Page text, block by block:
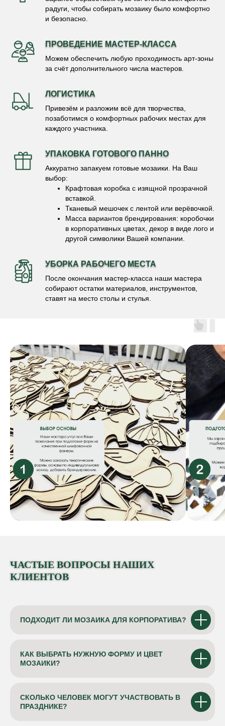
радуги, чтобы собирать мозаику было комфортно
и безопасно.
ПРОВЕДЕНИЕ МАСТЕР-КЛАССА
Можем обеспечить любую проходимость арт-зоны
за счёт дополнительного числа мастеров.
ЛОГИСТИКА
Привезём и разложим всё для творчества,
позаботимся о комфортных рабочих местах для
каждого участника.
УПАКОВКА ГОТОВОГО ПАННО
Аккуратно запакуем готовые мозаики. На Ваш
выбор:
Крафтовая коробка с изящной прозрачной
вставкой.
Тканевый мешочек с лентой или верёвочкой.
Масса вариантов брендирования: коробочки
в корпоративных цветах, декор в виде лого и
другой символики Вашей компании.
УБОРКА РАБОЧЕГО МЕСТА
После окончания мастер-класса наши мастера
собирают остатки материалов, инструментов,
ставят на место столы и стулья.
ЧАСТЫЕ ВОПРОСЫ НАШИХ
КЛИЕНТОВ
ПОДХОДИТ ЛИ МОЗАИКА ДЛЯ КОРПОРАТИВА?
КАК ВЫБРАТЬ НУЖНУЮ ФОРМУ И ЦВЕТ
МОЗАИКИ?
СКОЛЬКО ЧЕЛОВЕК МОГУТ УЧАСТВОВАТЬ В
ПРАЗДНИКЕ?